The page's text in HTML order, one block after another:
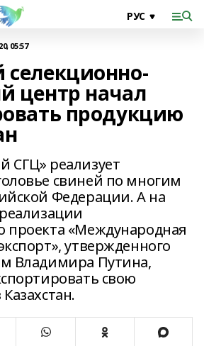
05:57
центр начал
продукцию
СГЦ» реализует
свиней по многим
Федерации. А на
проекта «Международная
утвержденного
Владимира Путина,
свою